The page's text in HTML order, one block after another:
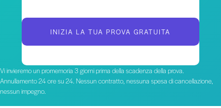
INIZIA LA TUA PROVA GRATUITA
Vi invieremo un promemoria 3 giorni prima della scadenza della prova.
Annullamento 24 ore su 24. Nessun contratto, nessuna spesa di cancellazione,
nessun impegno.